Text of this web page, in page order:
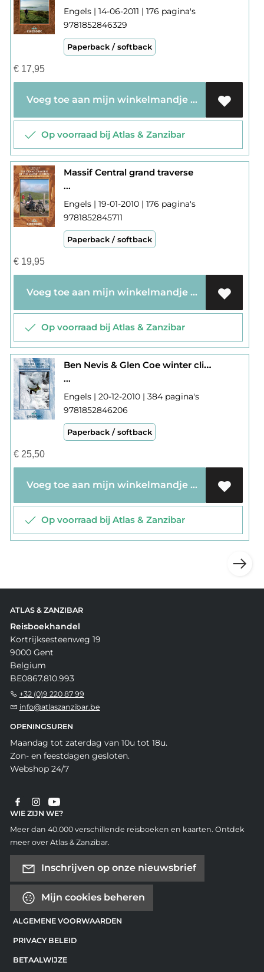
Engels | 14-06-2011 | 176 pagina's
9781852846329
Paperback / softback
€17,95
Voeg toe aan mijn winkelmandje
Op voorraad bij Atlas & Zanzibar
Massif Central grand traverse
...
Engels | 19-01-2010 | 176 pagina's
9781852845711
Paperback / softback
€19,95
Voeg toe aan mijn winkelmandje
Op voorraad bij Atlas & Zanzibar
Ben Nevis & Glen Coe winter climbs
...
Engels | 20-12-2010 | 384 pagina's
9781852846206
Paperback / softback
€25,50
Voeg toe aan mijn winkelmandje
Op voorraad bij Atlas & Zanzibar
ATLAS & ZANZIBAR
Reisboekhandel
Kortrijksesteenweg 19
9000 Gent
Belgium
BE0867.810.993
+32 (0)9 220 87 99
info@atlaszanzibar.be
OPENINGSUREN
Maandag tot zaterdag van 10u tot 18u.
Zon- en feestdagen gesloten.
Webshop 24/7
WIE ZIJN WE?
Meer dan 40.000 verschillende reisboeken en kaarten. Ontdek
meer over Atlas & Zanzibar.
Inschrijven op onze nieuwsbrief
Mijn cookies beheren
ALGEMENE VOORWAARDEN
PRIVACY BELEID
BETAALWIJZE